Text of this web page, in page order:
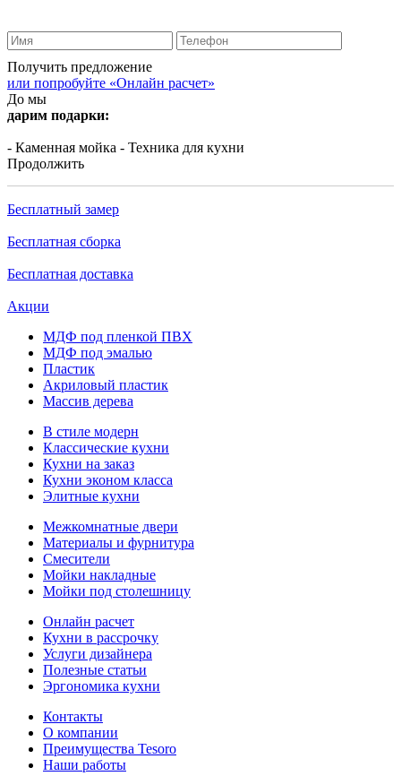
Получить предложение
или попробуйте «Онлайн расчет»
До мы
дарим подарки:
- Каменная мойка - Техника для кухни
Продолжить
Бесплатный замер
Бесплатная сборка
Бесплатная доставка
Акции
МДФ под пленкой ПВХ
МДФ под эмалью
Пластик
Акриловый пластик
Массив дерева
В стиле модерн
Классические кухни
Кухни на заказ
Кухни эконом класса
Элитные кухни
Межкомнатные двери
Материалы и фурнитура
Смесители
Мойки накладные
Мойки под столешницу
Онлайн расчет
Кухни в рассрочку
Услуги дизайнера
Полезные статьи
Эргономика кухни
Контакты
О компании
Преимущества Tesoro
Наши работы